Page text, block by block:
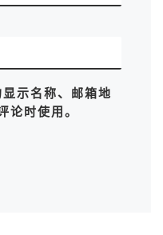
示名称、邮箱地
论时使用。